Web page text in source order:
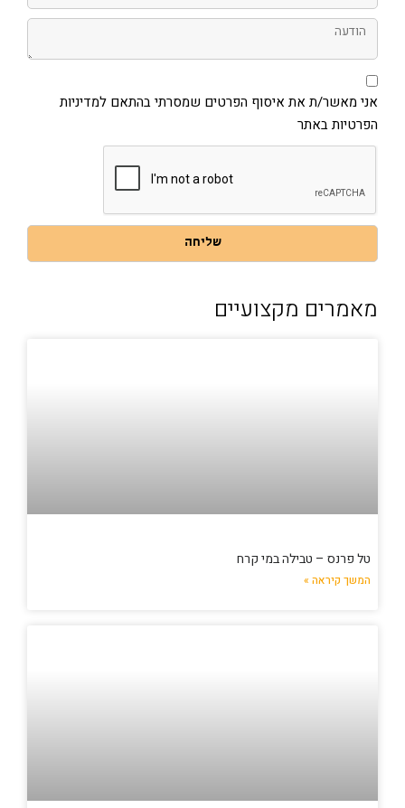
הודעה
אני
מאשר/ת
את
הפרטים
שמסרתי
באתר
אני מאשר/ת את איסוף הפרטים שמסרתי בהתאם למדיניות
הפרטיות באתר
שליחה
מאמרים מקצועיים
טל פרנס – טבילה במי קרח
המשך קיראה »